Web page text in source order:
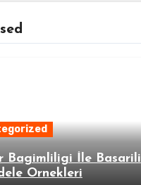
Bagimliligi İle Basarili
Ornekleri